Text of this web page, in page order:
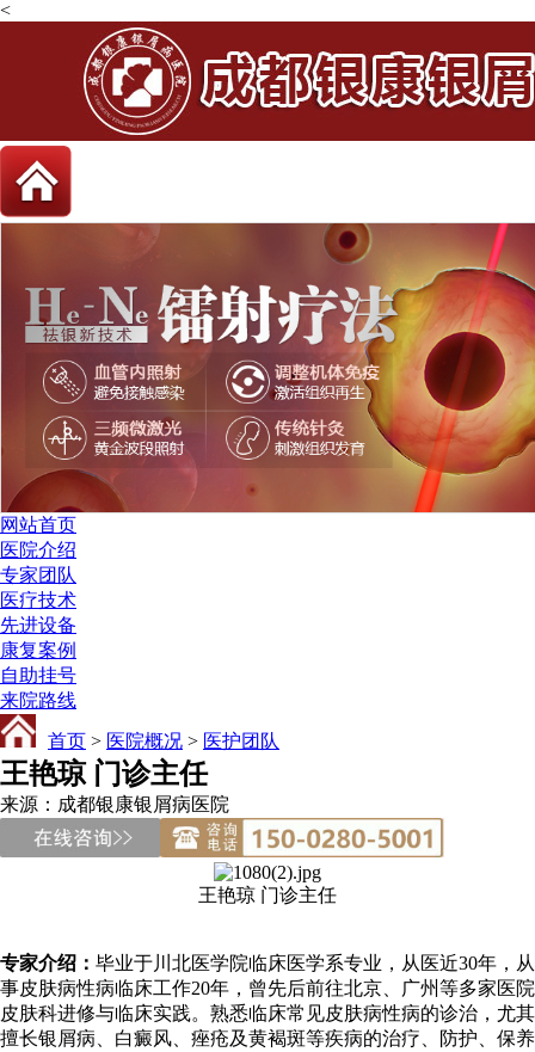
<
网站首页
医院介绍
专家团队
医疗技术
先进设备
康复案例
自助挂号
来院路线
首页 > 医院概况 > 医护团队
王艳琼 门诊主任
来源：成都银康银屑病医院
王艳琼 门诊主任
专家介绍： 毕业于川北医学院临床医学系专业，从医近30年，从
事皮肤病性病临床工作20年，曾先后前往北京、广州等多家医院
皮肤科进修与临床实践。熟悉临床常见皮肤病性病的诊治，尤其
擅长银屑病、白癜风、痤疮及黄褐斑等疾病的治疗、防护、保养